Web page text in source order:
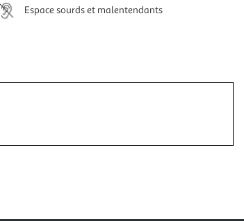
Espace sourds et malentendants